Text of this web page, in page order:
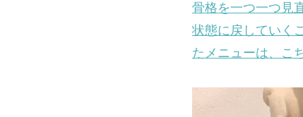
骨格を一つ一つ見
状態に戻していく
たメニューは、こ